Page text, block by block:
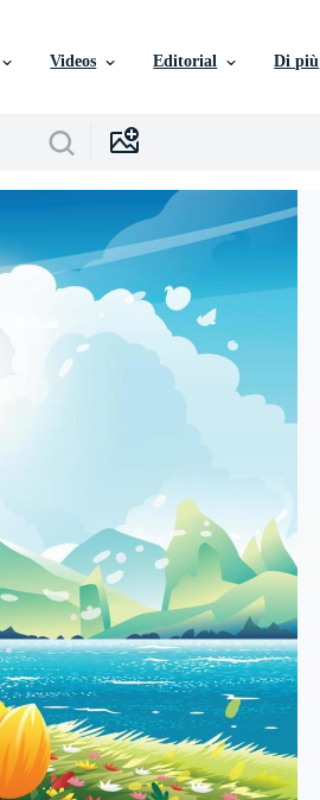
Videos Editorial Di più